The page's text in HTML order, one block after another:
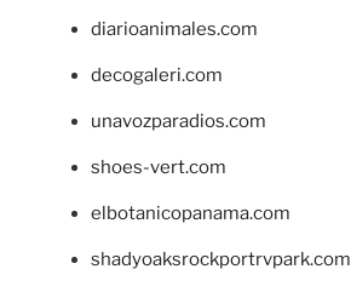
diarioanimales.com
decogaleri.com
unavozparadios.com
shoes-vert.com
elbotanicopanama.com
shadyoaksrockportrvpark.com